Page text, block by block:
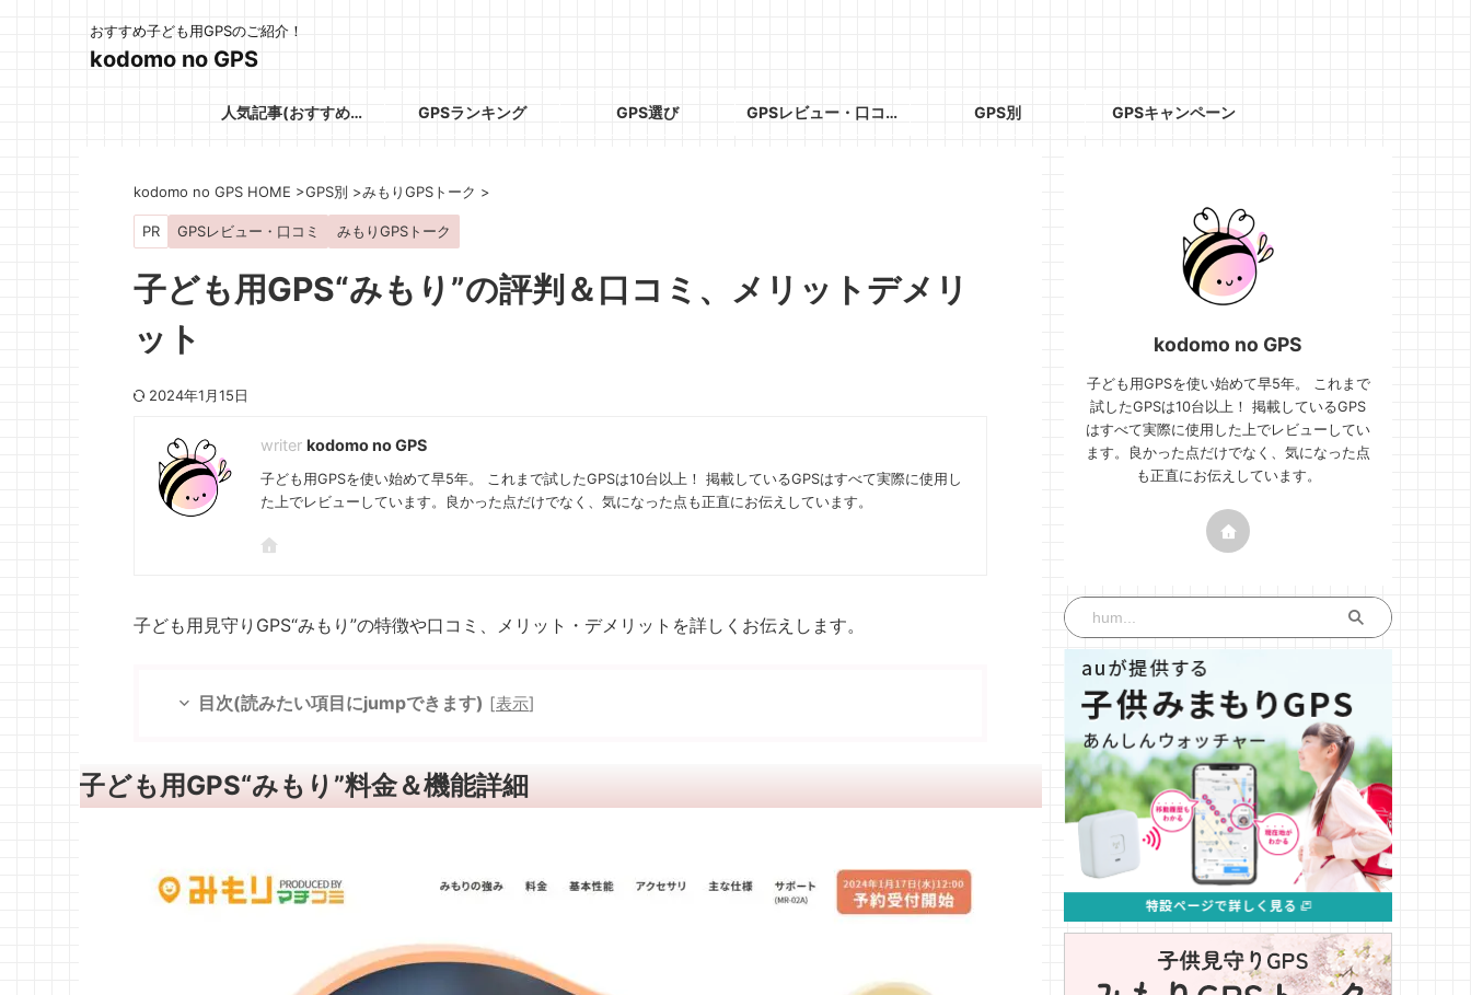
おすすめ子ども用GPSのご紹介！
kodomo no GPS
人気記事(おすすめGPS) GPSランキング GPS選び GPSレビュー・口コミ GPS別 GPSキャンペーン
kodomo no GPS HOME >GPS別 >みもりGPSトーク >
PR GPSレビュー・口コミ みもりGPSトーク
子ども用GPS“みもり”の評判＆口コミ、メリットデメリ
ット
2024年1月15日
kodomo no GPS
子ども用GPSを使い始めて早5年。 これまで試したGPSは10台以上！ 掲載しているGPSはすべて実際に使用し
た上でレビューしています。良かった点だけでなく、気になった点も正直にお伝えしています。
子ども用見守りGPS“みもり”の特徴や口コミ、メリット・デメリットを詳しくお伝えします。
目次(読みたい項目にjumpできます) [表示]
子ども用GPS“みもり”料金＆機能詳細
kodomo no GPS
子ども用GPSを使い始めて早5年。 これまで
試したGPSは10台以上！ 掲載しているGPS
はすべて実際に使用した上でレビューしてい
ます。良かった点だけでなく、気になった点
も正直にお伝えしています。